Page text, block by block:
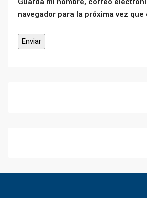
navegador para la próxima vez que